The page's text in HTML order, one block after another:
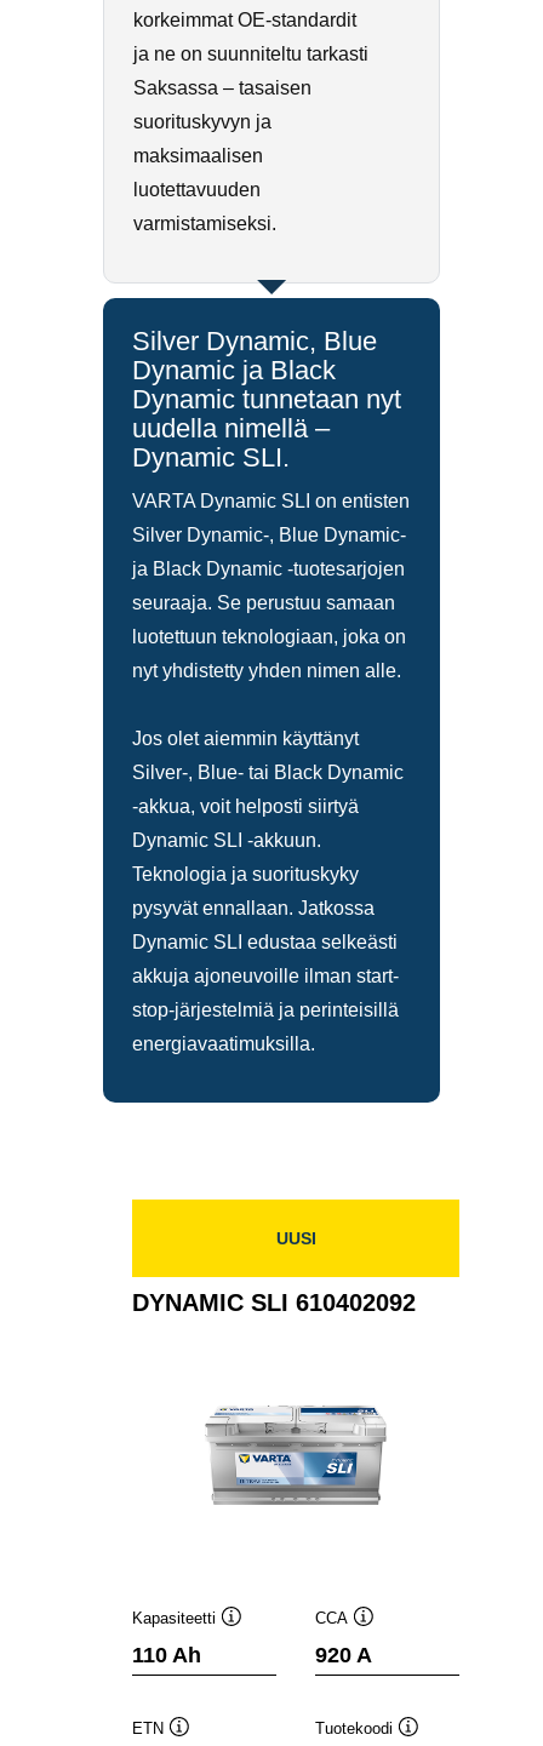
korkeimmat OE-standardit
ja ne on suunniteltu tarkasti
Saksassa – tasaisen
suorituskyvyn ja
maksimaalisen
luotettavuuden
varmistamiseksi.
Silver Dynamic, Blue
Dynamic ja Black
Dynamic tunnetaan nyt
uudella nimellä –
Dynamic SLI.
VARTA Dynamic SLI on entisten
Silver Dynamic-, Blue Dynamic-
ja Black Dynamic -tuotesarjojen
seuraaja. Se perustuu samaan
luotettuun teknologiaan, joka on
nyt yhdistetty yhden nimen alle.
Jos olet aiemmin käyttänyt
Silver-, Blue- tai Black Dynamic
-akkua, voit helposti siirtyä
Dynamic SLI -akkuun.
Teknologia ja suorituskyky
pysyvät ennallaan. Jatkossa
Dynamic SLI edustaa selkeästi
akkuja ajoneuvoille ilman start-
stop-järjestelmiä ja perinteisillä
energiavaatimuksilla.
UUSI
DYNAMIC SLI 610402092
Kapasiteetti
110 Ah
CCA
920 A
ETN
Tuotekoodi